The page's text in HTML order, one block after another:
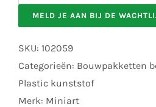
your
email
MELD JE AAN BIJ DE
SKU: 102059
Categorieën: Bouwpakketten
Plastic kunststof
Merk: Miniart